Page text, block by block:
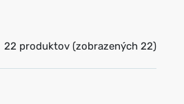
22 produktov (zobrazených 22)